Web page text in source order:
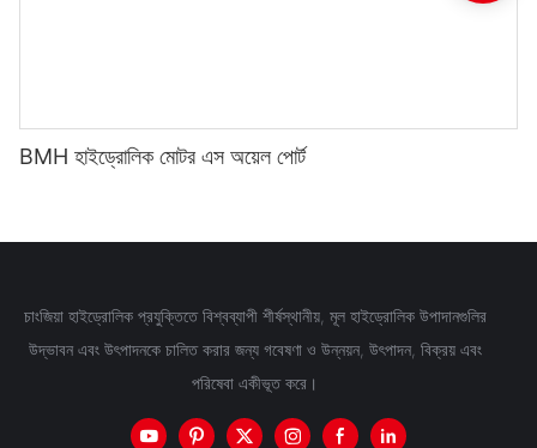
BMH হাইড্রোলিক মোটর এস অয়েল পোর্ট
চাংজিয়া হাইড্রোলিক প্রযুক্তিতে বিশ্বব্যাপী শীর্ষস্থানীয়, মূল হাইড্রোলিক উপাদানগুলির
উদ্ভাবন এবং উৎপাদনকে চালিত করার জন্য গবেষণা ও উন্নয়ন, উৎপাদন, বিক্রয় এবং
পরিষেবা একীভূত করে।